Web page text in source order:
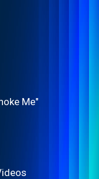
Me"